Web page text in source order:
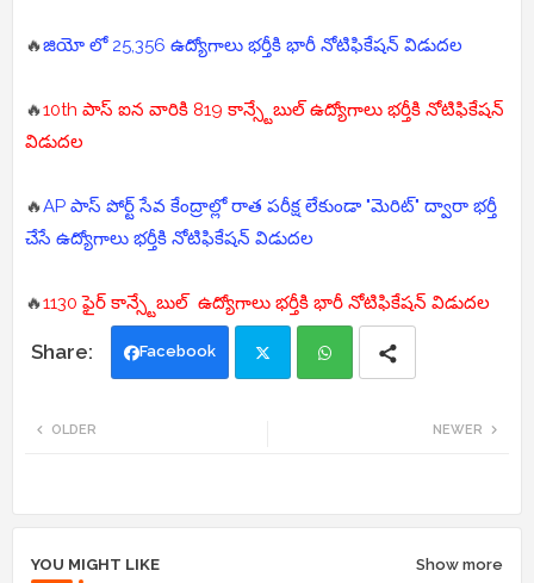
🔥జియో లో 25,356 ఉద్యోగాలు భర్తీకి భారీ నోటిఫికేషన్ విడుదల
🔥10th పాస్ ఐన వారికి 819 కాన్స్టేబుల్ ఉద్యోగాలు భర్తీకి నోటిఫికేషన్
విడుదల
🔥AP పాస్ పోర్ట్ సేవ కేంద్రాల్లో రాత పరీక్ష లేకుండా "మెరిట్" ద్వారా భర్తీ
చేసే ఉద్యోగాలు భర్తీకి నోటిఫికేషన్ విడుదల
🔥1130 ఫైర్ కాన్స్టేబుల్ ఉద్యోగాలు భర్తీకి భారీ నోటిఫికేషన్ విడుదల
Facebook
NEWER
OLDER
YOU MIGHT LIKE Show more